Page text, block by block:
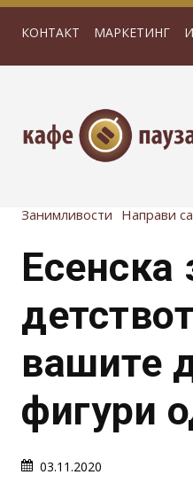
КОНТАКТ МАРКЕТИНГ
Занимливости Направи
Есенска
вашите
фигури
03.11.2020